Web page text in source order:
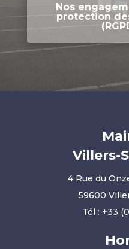
Nos
protection
Villers-
4 Rue du
59600
Tél : +33